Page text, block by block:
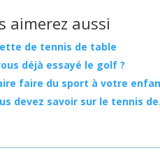
aimerez aussi
de tennis de table
déjà essayé le golf ?
faire du sport à votre
devez savoir sur le tennis